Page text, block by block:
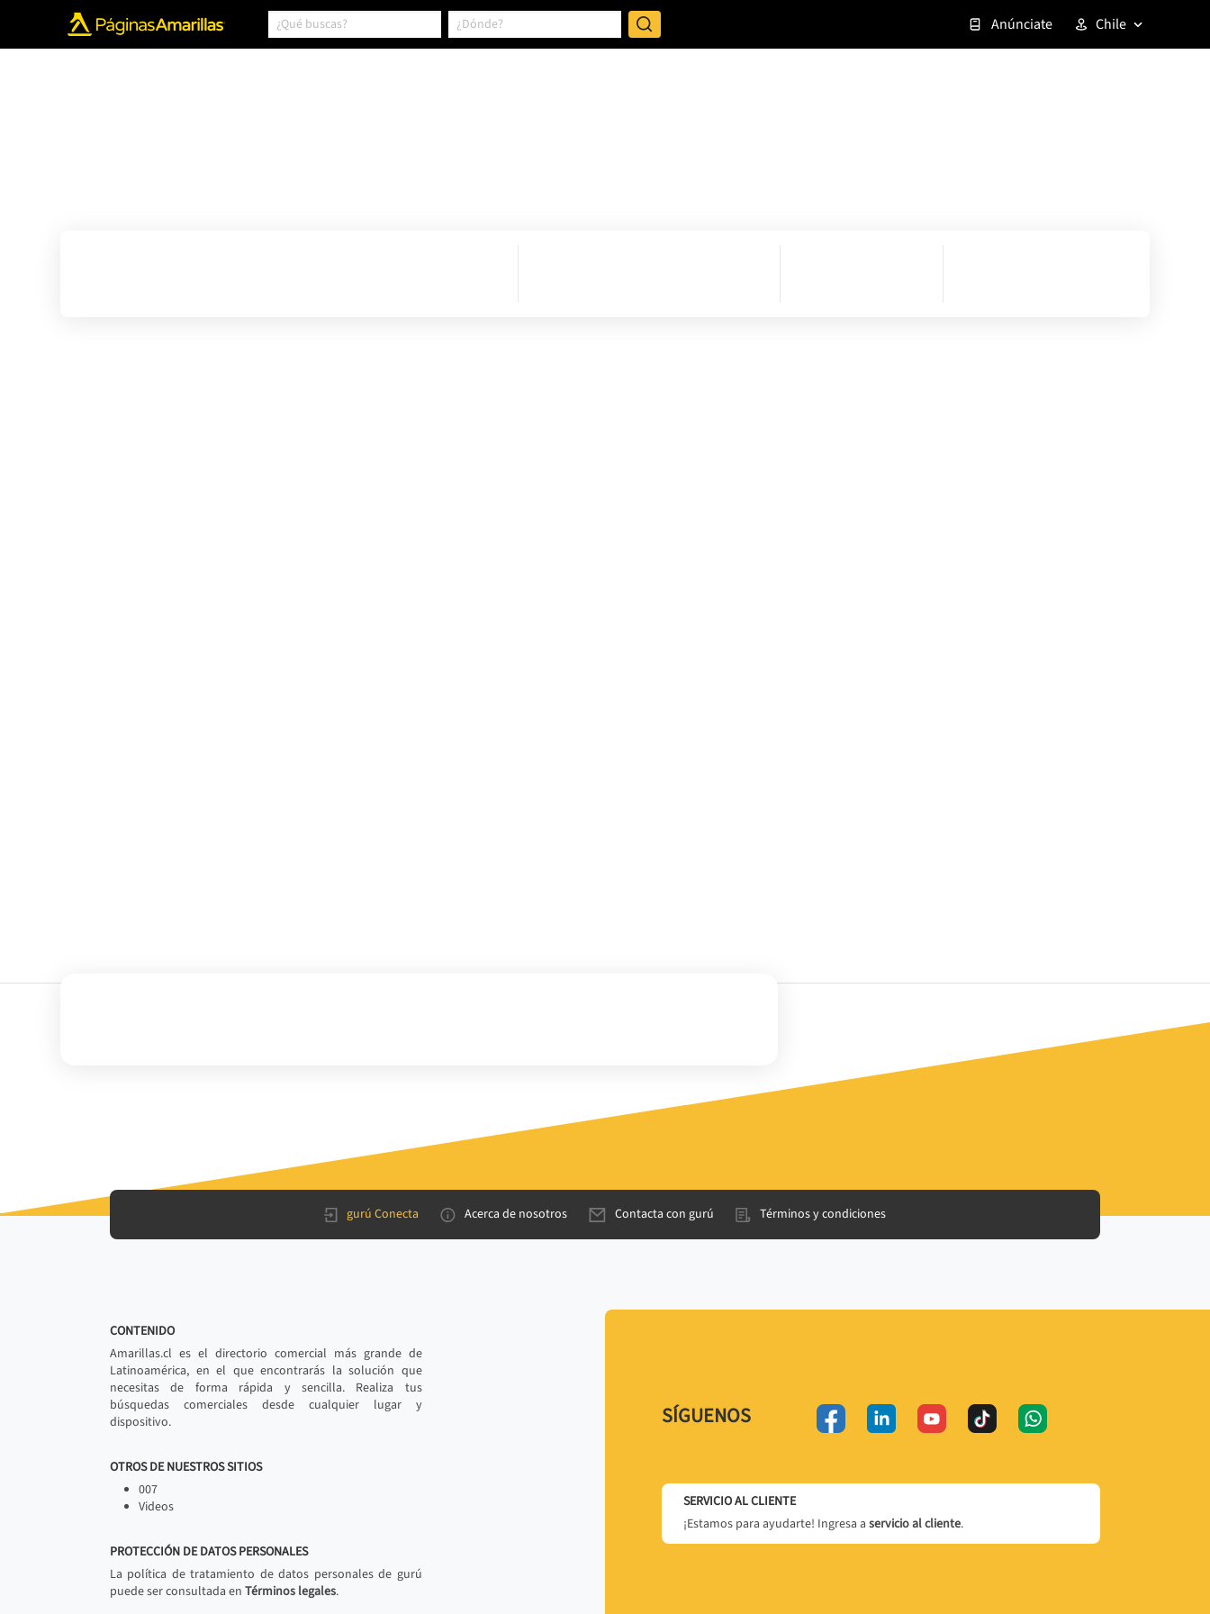
Anúnciate Chile
gurú Conecta Acerca de nosotros Contacta con gurú Términos y condiciones
CONTENIDO
Amarillas.cl es el directorio comercial más grande de
Latinoamérica, en el que encontrarás la solución que
necesitas de forma rápida y sencilla. Realiza tus
búsquedas comerciales desde cualquier lugar y
dispositivo.
OTROS DE NUESTROS SITIOS
007
Videos
PROTECCIÓN DE DATOS PERSONALES
La política de tratamiento de datos personales de gurú
puede ser consultada en Términos legales.
SÍGUENOS
SERVICIO AL CLIENTE
¡Estamos para ayudarte! Ingresa a servicio al cliente.